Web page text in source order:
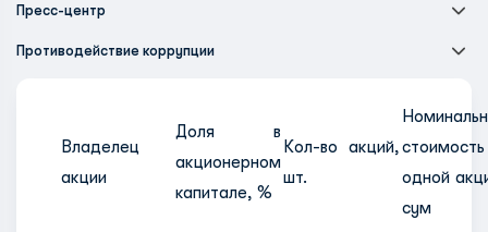
Пресс-центр
Противодействие коррупции
Владелец
акции
Доля в
акционерном
капитале, %
Кол-во акций,
шт.
стоимость
одной
сум